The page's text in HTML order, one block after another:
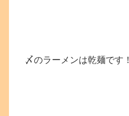
〆のラーメンは乾麺です！